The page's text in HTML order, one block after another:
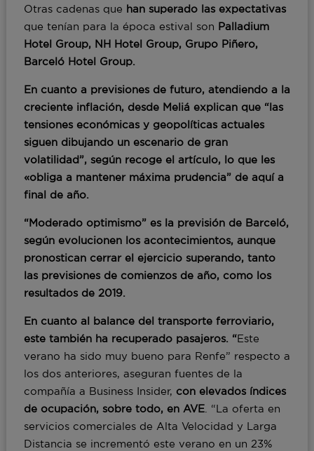
Otras cadenas que han superado las expectativas
que tenían para la época estival son Palladium
Hotel Group, NH Hotel Group, Grupo Piñero,
Barceló Hotel Group.
En cuanto a previsiones de futuro, atendiendo a la
creciente inflación, desde Meliá explican que “las
tensiones económicas y geopolíticas actuales
siguen dibujando un escenario de gran
volatilidad”, según recoge el artículo, lo que les
«obliga a mantener máxima prudencia” de aquí a
final de año.
“Moderado optimismo” es la previsión de Barceló,
según evolucionen los acontecimientos, aunque
pronostican cerrar el ejercicio superando, tanto
las previsiones de comienzos de año, como los
resultados de 2019.
En cuanto al balance del transporte ferroviario,
este también ha recuperado pasajeros. “Este
verano ha sido muy bueno para Renfe” respecto a
los dos anteriores, aseguran fuentes de la
compañía a Business Insider, con elevados índices
de ocupación, sobre todo, en AVE. “La oferta en
servicios comerciales de Alta Velocidad y Larga
Distancia se incrementó este verano en un 23%